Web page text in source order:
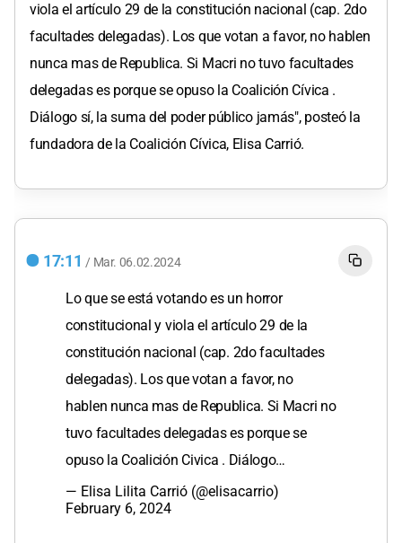
viola el artículo 29 de la constitución nacional (cap. 2do
facultades delegadas). Los que votan a favor, no hablen
nunca mas de Republica. Si Macri no tuvo facultades
delegadas es porque se opuso la Coalición Cívica .
Diálogo sí, la suma del poder público jamás", posteó la
fundadora de la Coalición Cívica, Elisa Carrió.
17:11 / Mar. 06.02.2024
Lo que se está votando es un horror
constitucional y viola el artículo 29 de la
constitución nacional (cap. 2do facultades
delegadas). Los que votan a favor, no
hablen nunca mas de Republica. Si Macri no
tuvo facultades delegadas es porque se
opuso la Coalición Civica . Diálogo…
— Elisa Lilita Carrió (@elisacarrio)
February 6, 2024